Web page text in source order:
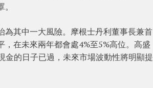
其中一大風險。摩根士丹利董事長兼首
在未來兩年都會處4%至5%高位。高盛
金的日子已過，未來市場波動性將明顯提